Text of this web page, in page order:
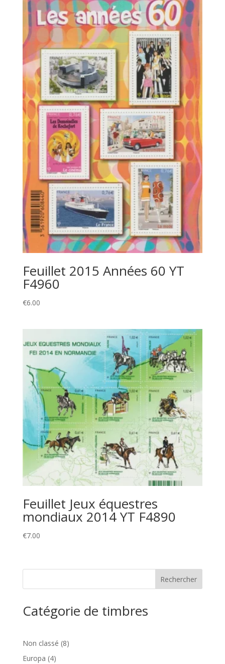
Feuillet 2015 Années 60 YT
F4960
€6.00
Feuillet Jeux équestres
mondiaux 2014 YT F4890
€7.00
Catégorie de timbres
Non classé 88
Europa 44